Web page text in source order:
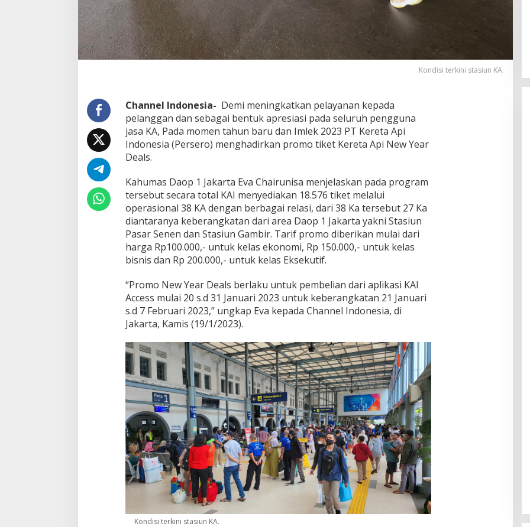
u
l
u
h
a
n
e
b
e
r
a
k
a
t
a
n
S
t
a
s
u
n
G
a
m
i
r
d
a
n
a
s
a
r
S
e
n
e
n
y
a
Kondisi terkini stasiun KA.
Channel Indonesia- Demi meningkatkan pelayanan kepada
pelanggan dan sebagai bentuk apresiasi pada seluruh pengguna
jasa KA, Pada momen tahun baru dan Imlek 2023 PT Kereta Api
Indonesia (Persero) menghadirkan promo tiket Kereta Api New Year
Deals.
Kahumas Daop 1 Jakarta Eva Chairunisa menjelaskan pada program
tersebut secara total KAI menyediakan 18.576 tiket melalui
operasional 38 KA dengan berbagai relasi, dari 38 Ka tersebut 27 Ka
diantaranya keberangkatan dari area Daop 1 Jakarta yakni Stasiun
Pasar Senen dan Stasiun Gambir. Tarif promo diberikan mulai dari
harga Rp100.000,- untuk kelas ekonomi, Rp 150.000,- untuk kelas
bisnis dan Rp 200.000,- untuk kelas Eksekutif.
“Promo New Year Deals berlaku untuk pembelian dari aplikasi KAI
Access mulai 20 s.d 31 Januari 2023 untuk keberangkatan 21 Januari
s.d 7 Februari 2023,” ungkap Eva kepada Channel Indonesia, di
Jakarta, Kamis (19/1/2023).
Kondisi terkini stasiun KA.